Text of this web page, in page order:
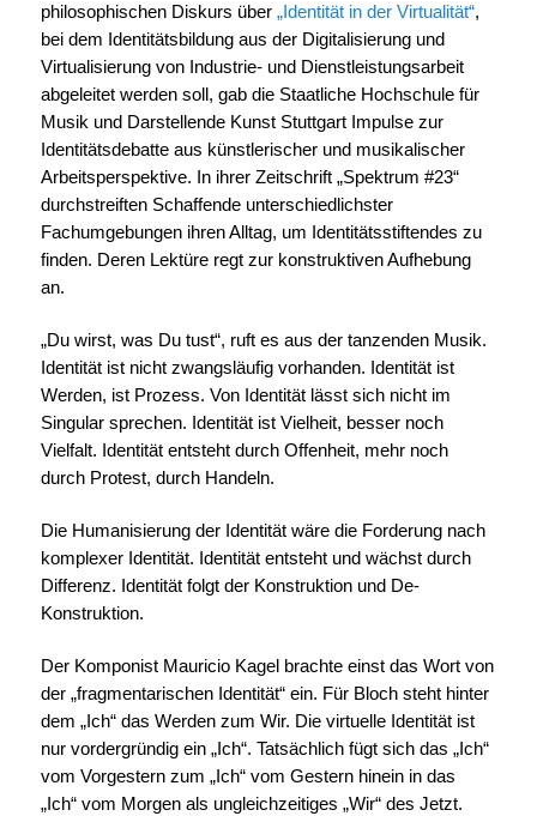
philosophischen Diskurs über„Identität in der Virtualität“,
bei dem Identitätsbildung aus der Digitalisierung und
Virtualisierung von Industrie- und Dienstleistungsarbeit
abgeleitet werden soll, gab die Staatliche Hochschule für
Musik und Darstellende Kunst Stuttgart Impulse zur
Identitätsdebatte aus künstlerischer und musikalischer
Arbeitsperspektive. In ihrer Zeitschrift „Spektrum #23“
durchstreiften Schaffende unterschiedlichster
Fachumgebungen ihren Alltag, um Identitätsstiftendes zu
finden. Deren Lektüre regt zur konstruktiven Aufhebung
an.
„Du wirst, was Du tust“, ruft es aus der tanzenden Musik.
Identität ist nicht zwangsläufig vorhanden. Identität ist
Werden, ist Prozess. Von Identität lässt sich nicht im
Singular sprechen. Identität ist Vielheit, besser noch
Vielfalt. Identität entsteht durch Offenheit, mehr noch
durch Protest, durch Handeln.
Die Humanisierung der Identität wäre die Forderung nach
komplexer Identität. Identität entsteht und wächst durch
Differenz. Identität folgt der Konstruktion und De-
Konstruktion.
Der Komponist Mauricio Kagel brachte einst das Wort von
der „fragmentarischen Identität“ ein. Für Bloch steht hinter
dem „Ich“ das Werden zum Wir. Die virtuelle Identität ist
nur vordergründig ein „Ich“. Tatsächlich fügt sich das „Ich“
vom Vorgestern zum „Ich“ vom Gestern hinein in das
„Ich“ vom Morgen als ungleichzeitiges „Wir“ des Jetzt.